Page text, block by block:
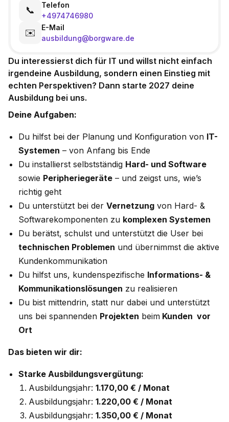
Du interessierst dich für IT und willst nicht einfach
irgendeine Ausbildung, sondern einen Einstieg mit
echten Perspektiven? Dann starte 2027 deine
Ausbildung bei uns.
Deine Aufgaben:
Du hilfst bei der Planung und Konfiguration von IT-
Systemen – von Anfang bis Ende
Du installierst selbstständig Hard- und Software
sowie Peripheriegeräte – und zeigst uns, wie’s
richtig geht
Du unterstützt bei der Vernetzung von Hard- &
Softwarekomponenten zu komplexen Systemen
Du berätst, schulst und unterstützt die User bei
technischen Problemen und übernimmst die aktive
Kundenkommunikation
Du hilfst uns, kundenspezifische Informations- &
Kommunikationslösungen zu realisieren
Du bist mittendrin, statt nur dabei und unterstützt
uns bei spannenden Projekten beim Kunden vor
Ort
Das bieten wir dir:
Starke Ausbildungsvergütung:
Ausbildungsjahr: 1.170,00 € / Monat
Ausbildungsjahr: 1.220,00 € / Monat
Ausbildungsjahr: 1.350,00 € / Monat
📞
Telefon
+4974746980
✉️
E-Mail
ausbildung@borgware.de